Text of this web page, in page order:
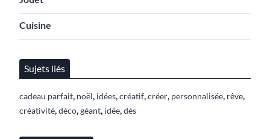
Cuisine
Sujets liés
cadeau parfait noël idées créatif créer personnalisée rêve
créativité déco géant idée dés